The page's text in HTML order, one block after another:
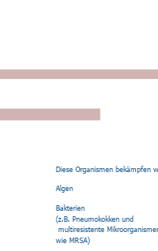
Diese Organismen bekämpfen
Algen
Bakterien
(z.B. Pneumokokken und
multiresistente
wie MRSA)